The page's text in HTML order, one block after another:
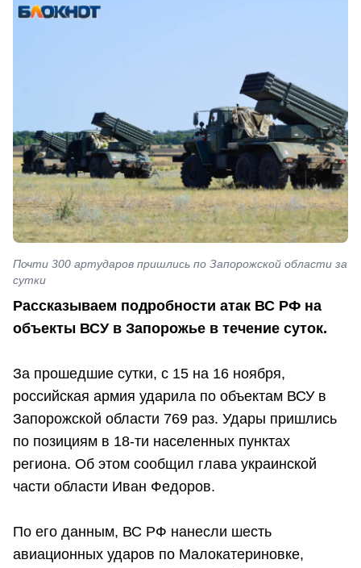
Почти 300 артударов пришлись по Запорожской области за
сутки
Рассказываем подробности атак ВС РФ на
объекты ВСУ в Запорожье в течение суток.
За прошедшие сутки, с 15 на 16 ноября,
российская армия ударила по объектам ВСУ в
Запорожской области 769 раз. Удары пришлись
по позициям в 18-ти населенных пунктах
региона. Об этом сообщил глава украинской
части области Иван Федоров.
По его данным, ВС РФ нанесли шесть
авиационных ударов по Малокатериновке,